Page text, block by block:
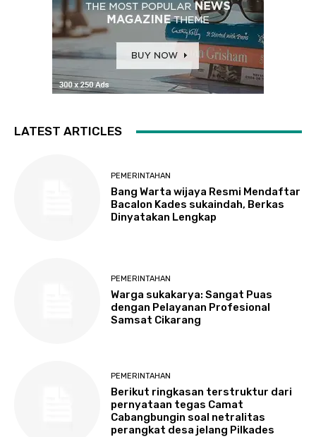
LATEST ARTICLES
PEMERINTAHAN
Bang Warta wijaya Resmi Mendaftar
Bacalon Kades sukaindah, Berkas
Dinyatakan Lengkap
PEMERINTAHAN
Warga sukakarya: Sangat Puas
dengan Pelayanan Profesional
Samsat Cikarang
PEMERINTAHAN
Berikut ringkasan terstruktur dari
pernyataan tegas Camat
Cabangbungin soal netralitas
perangkat desa jelang Pilkades